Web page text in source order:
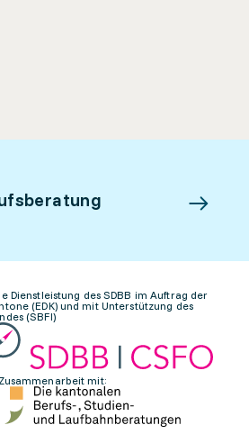
Dienstleistung des SDBB im Auftrag der
(EDK) und mit Unterstützung des
(SBFI)
mit: